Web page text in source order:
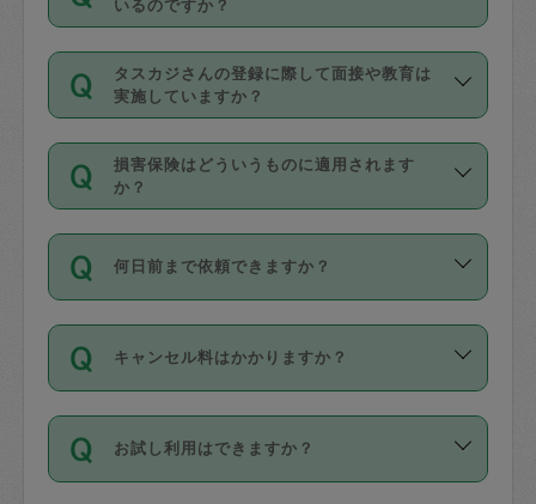
金のご請求と合わせてお支払いとなりま
動計算で表示されます。
は２回以上のキャンセルが有償（1200
・夜 １８時～２１時
開始時間を２時間前後変更することが可
能です。依頼送信後、個別にタスカジさ
んにメッセージを送り調整してくださ
い。ただし、２時間を越えての調整はで
時間も被らない場合、損害保険の対象外
きる仕事の範囲が異なりますので、依頼
する前にタスカジさんのプロフィールで
確認してください。
基本的に、高所での作業や危険作業、屋
外での作業は対象外です。
いるのですか？
主婦として長年の家事経験をお持ちの
方、栄養士・調理師といった資格者で保
育園や学校の給食やレストランで料理関
係の専門職に従事されていた方、日本で
すでにハウスキーパーや英語の先生とし
てお仕事をしているフィリピン出身の
社員など様々なバックグラウンドの方が
登録しています。
日本語も話せる方など様々です。
ールに記載していますので、各自の得意
タスカジさんの登録に際して面接や教育は
実施していますか？
応募の際に、各自事務局との面接と説明
を行っています。その後、身分証明書の
写真提出をしていただいています。外国
確認しています。タスカジさんトレーニ
ング動画を使ったセルフトレーニングの
現場トライアルを受け、合格したタスカ
ジさんが活動されています。
※テストセンターの講評は１件目のレビュ
損害保険はどういうものに適用されます
か？
依頼者とタスカジさんとの間でタスカジ
を通して成立した作業時間内での作業に
適用されます。作業範囲は、掃除、洗
です。作業中に物を壊したり、人にけが
をさせたりした場合が対象で、補償金額
す。
何日前まで依頼できますか？
ご依頼は、現在を起点に3日後（72時間
以降）の日時から受付可能となっていま
す。
タスカジさんへ「募集」をかけることが
可能です。
キャンセル料はかかりますか？
キャンセル料には、以下の2種類がありま
す。
お試し利用はできますか？